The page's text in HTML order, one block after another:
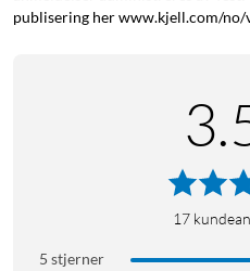
publisering her www.kjell.com/
17
5 stjerner